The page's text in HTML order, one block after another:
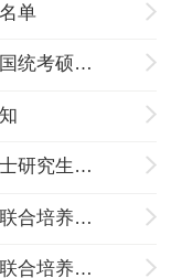
单
2020年中国科学院昆明植物研究所全国统考硕士网络复试注意事项
2018年中国科学院昆明植物研究所硕士研究生复试复试分数线及安排
2016年中科院昆明植物所与云南大学联合培养考研复试的通知（第二批）
2016年中科院昆明植物所与云南大学联合培养考研复试的通知